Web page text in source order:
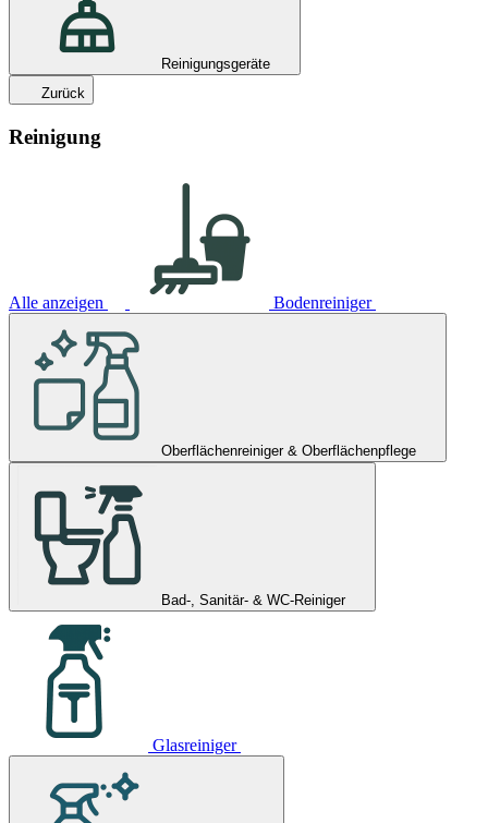
Reinigungsgeräte
Zurück
Reinigung
Alle anzeigen Bodenreiniger
Oberflächenreiniger & Oberflächenpflege
Bad-, Sanitär- & WC-Reiniger
Glasreiniger